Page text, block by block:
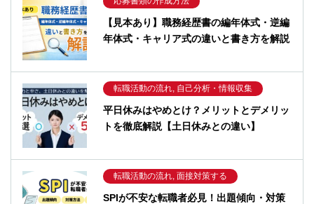
【見本あり】職務経歴書の編年体式・逆編
年体式・キャリア式の違いと書き方を解説
転職活動の流れ, 自己分析・情報収集
平日休みはやめとけ？メリットとデメリッ
トを徹底解説【土日休みとの違い】
転職活動の流れ, 面接対策する
SPIが不安な転職者必見！出題傾向・対策